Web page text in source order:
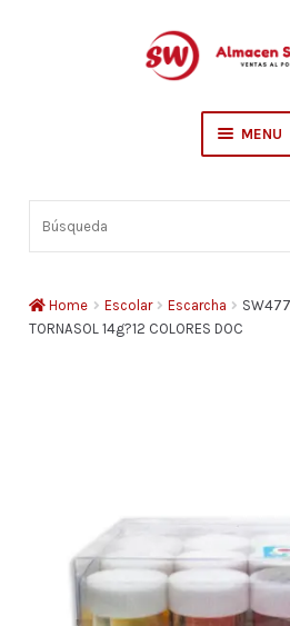
MENU
Sederia
HogarHome Escolar Escarcha
SW477
TORNASOL 14g?12 COLORES DOC